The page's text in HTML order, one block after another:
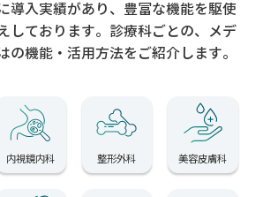
導入実績があり、 豊富な機能を駆使
しております。 診療科ごとの、メデ
の機能・活用方法をご紹介します。
内視鏡内科 整形外科 美容皮膚科